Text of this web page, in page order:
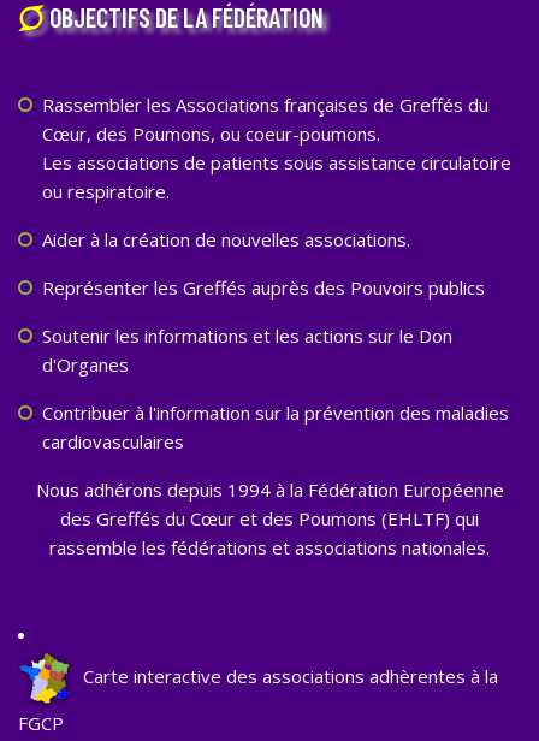
OBJECTIFS DE LA FÉDÉRATION
Rassembler les Associations françaises de Greffés du
Cœur, des Poumons, ou coeur-poumons.
Les associations de patients sous assistance circulatoire
ou respiratoire.
Aider à la création de nouvelles associations.
Représenter les Greffés auprès des Pouvoirs publics
Soutenir les informations et les actions sur le Don
d'Organes
Contribuer à l'information sur la prévention des maladies
cardiovasculaires
Nous adhérons depuis 1994 à la Fédération Européenne
des Greffés du Cœur et des Poumons (EHLTF) qui
rassemble les fédérations et associations nationales.
Carte interactive des associations adhèrentes à la
FGCP